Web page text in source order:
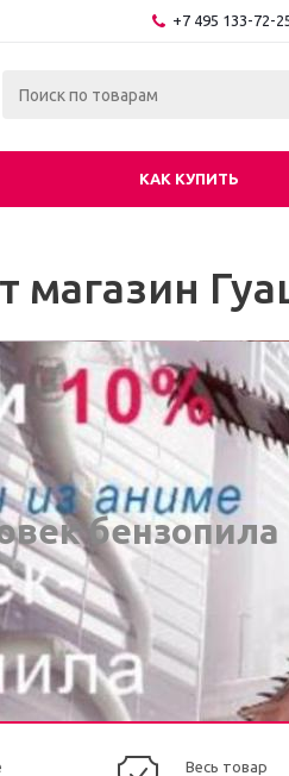
+7 495 133-72-
КАК КУПИТЬ
магазин
бензопила
Весь товар